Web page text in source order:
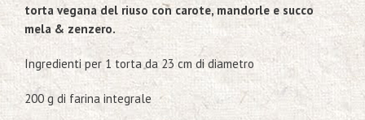
torta vegana del riuso con carote, mandorle e succo
mela & zenzero.
Ingredienti per 1 torta da 23 cm di diametro
200 g di farina integrale